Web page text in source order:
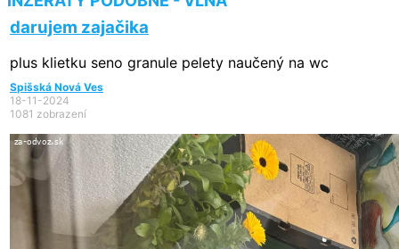
darujem zajačika
plus klietku seno granule pelety naučený na wc
Spišská Nová Ves
18-11-2024
1081 zobrazení